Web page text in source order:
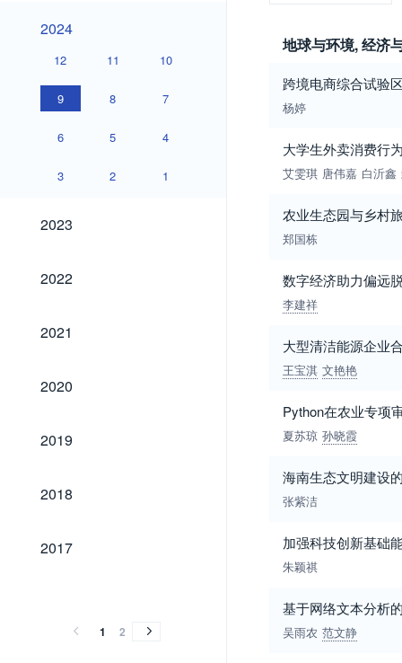
2024
2024
12 11 10
9 8 7
6 5 4
3 2 1
2023
2023
2022
2022
2021
2021
2020
2020
2019
2019
2018
2018
2017
2017
1 2
地球与环境, 经济
跨境电商综合试验
杨婷
大学生外卖消费行
艾雯琪 唐伟嘉 白沂鑫
农业生态园与乡村
郑国栋
数字经济助力偏远
李建祥
大型清洁能源企业
王宝淇 文艳艳
Python在农业专项
夏苏琼 孙晓霞
海南生态文明建设
张紫洁
加强科技创新基础
朱颖祺
基于网络文本分析
吴雨农 范文静